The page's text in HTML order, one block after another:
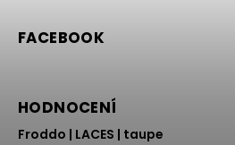
FACEBOOK
HODNOCENÍ
Froddo | LACES | taupe